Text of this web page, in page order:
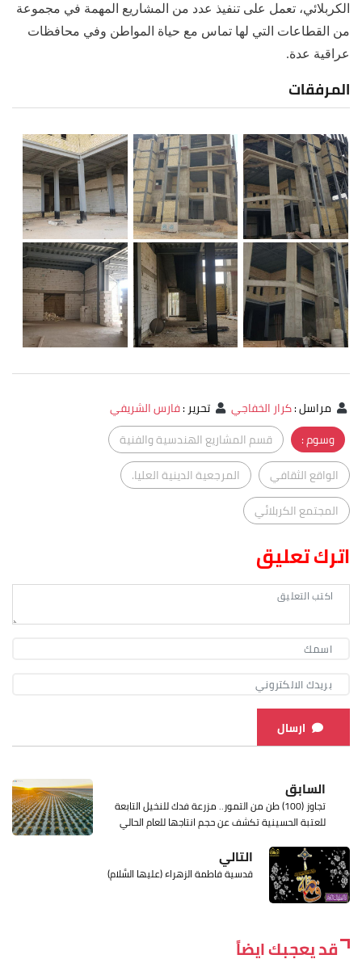
الكربلائي، تعمل على تنفيذ عدد من المشاريع المهمة في مجموعة
من القطاعات التي لها تماس مع حياة المواطن وفي محافظات
عراقية عدة.
المرفقات
مراسل:كرار الخفاجي تحرير:فارس الشريفي
وسوم :
قسم المشاريع الهندسية والفنية
الواقع الثقافي
المرجعية الدينية العليا.
المجتمع الكربلائي
اترك تعليق
ارسال
السابق
تجاوز (100) طن من التمور.. مزرعة فدك للنخيل التابعة
للعتبة الحسينية تكشف عن حجم انتاجها للعام الحالي
التالي
قدسية فاطمة الزهراء (عليها السَّلام)
قد يعجبك ايضاً